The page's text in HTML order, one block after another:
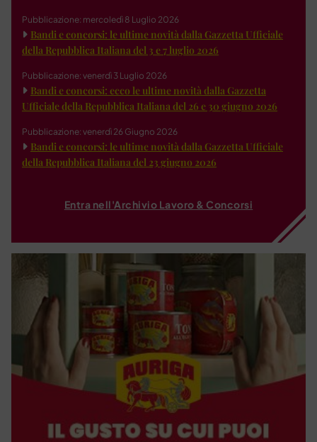
Pubblicazione: mercoledì 8 Luglio 2026
Bandi e concorsi: le ultime novità dalla Gazzetta Ufficiale
della Repubblica Italiana del 3 e 7 luglio 2026
Pubblicazione: venerdì 3 Luglio 2026
Bandi e concorsi: ecco le ultime novità dalla Gazzetta
Ufficiale della Repubblica Italiana del 26 e 30 giugno 2026
Pubblicazione: venerdì 26 Giugno 2026
Bandi e concorsi: le ultime novità dalla Gazzetta Ufficiale
della Repubblica Italiana del 23 giugno 2026
Entra nell'Archivio Lavoro & Concorsi